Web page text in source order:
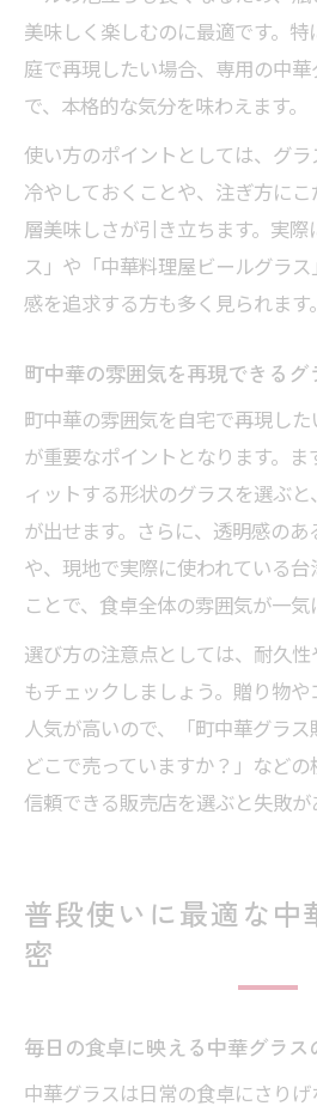
美味しく楽しむのに最適です。
庭で再現したい場合、専用の中
で、本格的な気分を味わえます。
使い方のポイントとしては、グ
冷やしておくことや、注ぎ方に
層美味しさが引き立ちます。実
ス」や「中華料理屋ビールグラ
感を追求する方も多く見られます。
町中華の雰囲気を再現できるグ
町中華の雰囲気を自宅で再現し
が重要なポイントとなります。
ィットする形状のグラスを選ぶ
が出せます。さらに、透明感の
や、現地で実際に使われている
ことで、食卓全体の雰囲気が一気
選び方の注意点としては、耐久
もチェックしましょう。贈り物
人気が高いので、「町中華グラ
どこで売っていますか？」などの
信頼できる販売店を選ぶと失敗が
普段使いに最適な中
密
毎日の食卓に映える中華グラス
中華グラスは日常の食卓にさり